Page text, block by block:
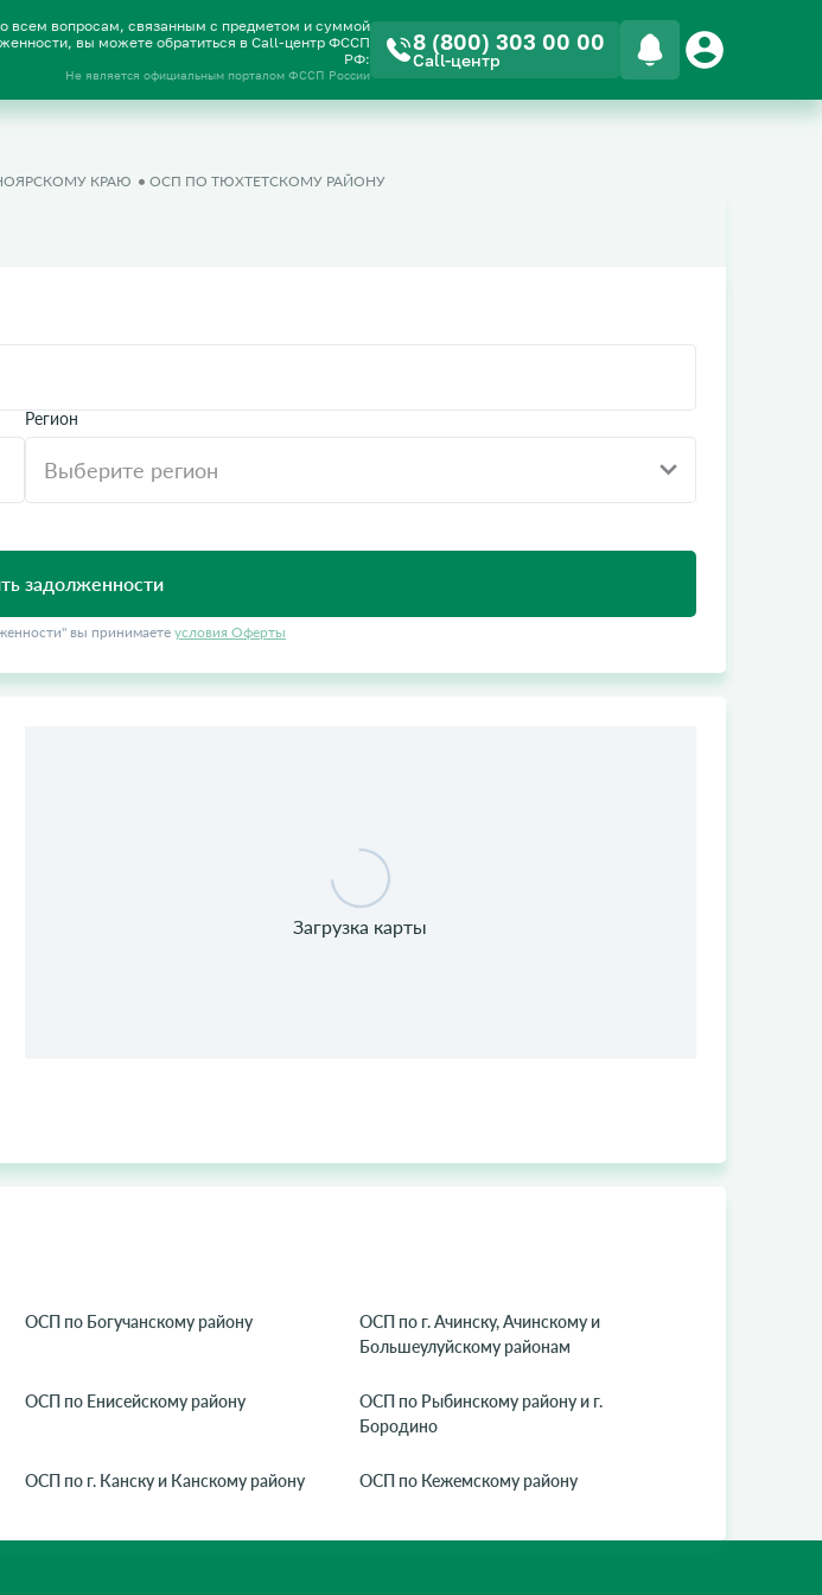
всем вопросам, связанным с предметом и суммой
вы можете обратиться в Call-центр ФССП
РФ:
Не является официальным порталом ФССП России
8 (800) 303 00 00
Call-центр
КРАЮ ОСП ПО ТЮХТЕТСКОМУ РАЙОНУ
Регион
задолженности
вы принимаете условия Оферты
ОСП по Богучанскому району
ОСП по г. Ачинску, Ачинскому и
Большеулуйскому районам
ОСП по Енисейскому району
ОСП по Рыбинскому району и г.
Бородино
ОСП по г. Канску и Канскому району ОСП по Кежемскому району